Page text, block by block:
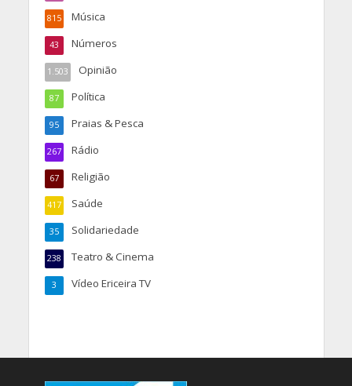
Música
815
Números
43
Opinião
1.503
Política
87
Praias & Pesca
95
Rádio
267
Religião
67
Saúde
417
Solidariedade
35
Teatro & Cinema
238
Vídeo Ericeira TV
3